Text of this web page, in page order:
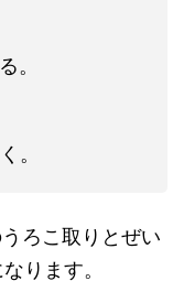
。
。
ろこ取りとぜい
ります。